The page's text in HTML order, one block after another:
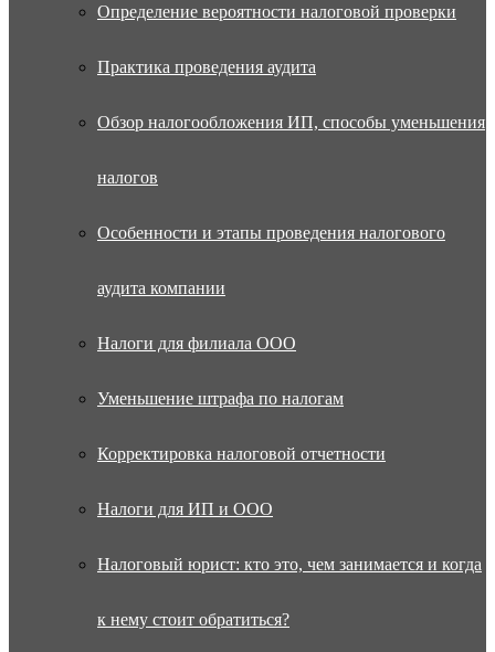
Определение вероятности налоговой проверки
Практика проведения аудита
Обзор налогообложения ИП, способы уменьшения
налогов
Особенности и этапы проведения налогового
аудита компании
Налоги для филиала ООО
Уменьшение штрафа по налогам
Корректировка налоговой отчетности
Налоги для ИП и ООО
Налоговый юрист: кто это, чем занимается и когда
к нему стоит обратиться?